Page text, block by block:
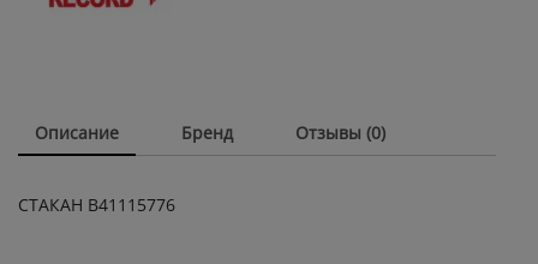
Описание Бренд Отзывы (0)
СТАКАН В41115776